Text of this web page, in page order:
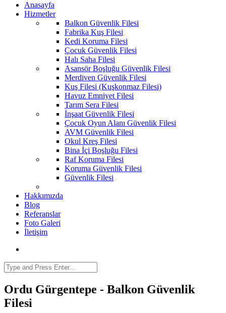
Anasayfa
Hizmetler
Balkon Güvenlik Filesi
Fabrika Kuş Filesi
Kedi Koruma Filesi
Çocuk Güvenlik Filesi
Halı Saha Filesi
Asansör Boşluğu Güvenlik Filesi
Merdiven Güvenlik Filesi
Kuş Filesi (Kuşkonmaz Filesi)
Havuz Emniyet Filesi
Tarım Sera Filesi
İnşaat Güvenlik Filesi
Çocuk Oyun Alanı Güvenlik Filesi
AVM Güvenlik Filesi
Okul Kreş Filesi
Bina İçi Boşluğu Filesi
Raf Koruma Filesi
Koruma Güvenlik Filesi
Güvenlik Filesi
Hakkımızda
Blog
Referanslar
Foto Galeri
İletişim
Ordu Gürgentepe - Balkon Güvenlik
Filesi